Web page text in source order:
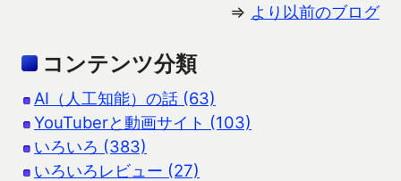
⇒ より以前のブログ
コンテンツ分類
AI（人工知能）の話 (63)
YouTuberと動画サイト (103)
いろいろ (383)
いろいろレビュー (27)